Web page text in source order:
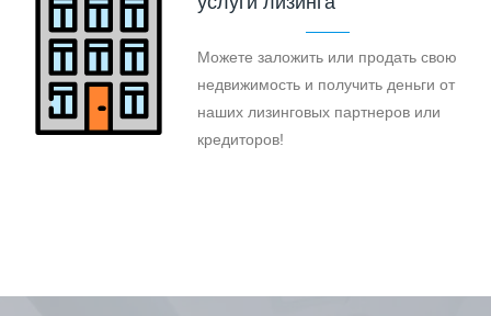
Можете заложить или продать свою
недвижимость и получить деньги от
наших лизинговых партнеров или
кредиторов!